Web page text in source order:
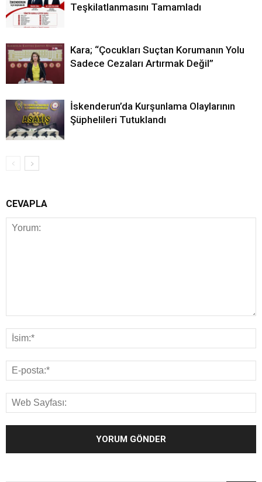
Teşkilatlanmasını Tamamladı
Kara; “Çocukları Suçtan Korumanın Yolu
Sadece Cezaları Artırmak Değil”
İskenderun’da Kurşunlama Olaylarının
Şüphelileri Tutuklandı
CEVAPLA